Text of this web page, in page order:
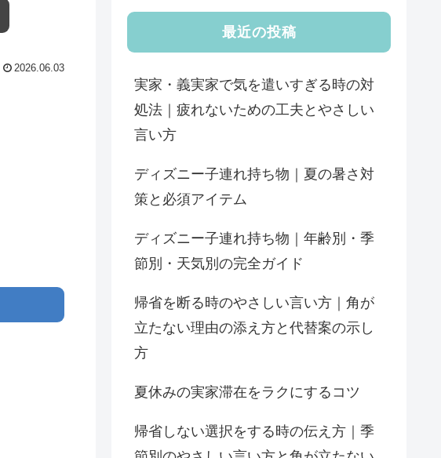
2026.06.03
最近の投稿
実家・義実家で気を遣いすぎる時の対
処法｜疲れないための工夫とやさしい
言い方
ディズニー子連れ持ち物｜夏の暑さ対
策と必須アイテム
ディズニー子連れ持ち物｜年齢別・季
節別・天気別の完全ガイド
帰省を断る時のやさしい言い方｜角が
立たない理由の添え方と代替案の示し
方
夏休みの実家滞在をラクにするコツ
帰省しない選択をする時の伝え方｜季